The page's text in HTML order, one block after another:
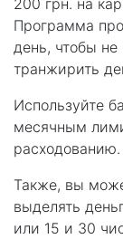
200 грн. на
Программа
день, чтобы не
транжирить
Используйте
месячным
расходованию.
Также, вы
выделять
или 15 и 30